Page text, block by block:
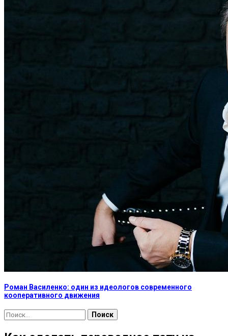
Роман Василенко: один из идеологов современного
кооперативного движения
Найти: